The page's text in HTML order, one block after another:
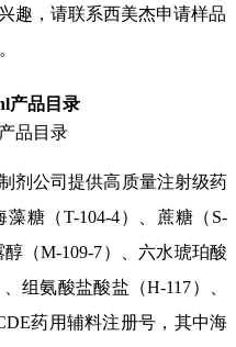
趣，请联系西美杰申请样品
产品目录
剂公司提供高质量注射级药
藻糖（T-104-4）、蔗糖（ S-
醇（M-109-7）、六水琥珀酸
、组氨酸盐酸盐（H-117）、
药用辅料注册号，其中海